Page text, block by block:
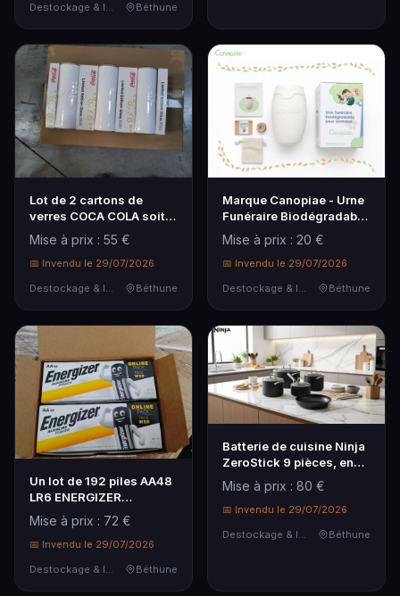
Destockage & Invendus
Béthune
Lot de 2 cartons de
verres COCA COLA soit
60 verres
Mise à prix : 55 €
📅 Invendu le 29/07/2026
Destockage & Invendus
Béthune
Marque Canopiae - Urne
Funéraire Biodégradable
pour Animaux avec
Graines de Campanule,
Devient Arbre ou Fleur,
Mise à prix : 20 €
📅 Invendu le 29/07/2026
Destockage & Invendus
Béthune
Un lot de 192 piles AA48
LR6 ENERGIZER
ALKALINE
Mise à prix : 72 €
📅 Invendu le 29/07/2026
Destockage & Invendus
Béthune
Batterie de cuisine Ninja
ZeroStick 9 pièces, en
aluminium avec
revêtement antiadhésif,
adaptée à toutes les
Mise à prix : 80 €
📅 Invendu le 29/07/2026
Destockage & Invendus
Béthune